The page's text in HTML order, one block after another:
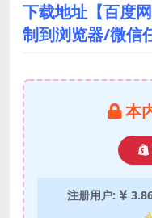
下载地址【百度
制到浏览器/微信
本
注册用户: